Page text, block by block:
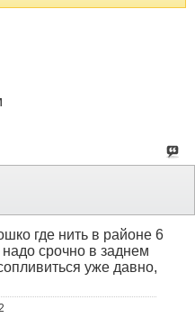
где нить в районе 6
срочно в заднем
уже давно,